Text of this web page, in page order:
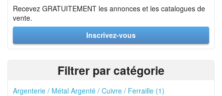
Recevez GRATUITEMENT les annonces et les catalogues de
vente.
Inscrivez-vous
Filtrer par catégorie
Argenterie / Métal Argenté / Cuivre / Ferraille (1)